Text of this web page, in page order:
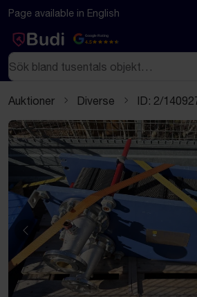
Hoppa till innehåll
Textbaserad (markdown) version av
Page available in English
Google Rating
4.5
Sök
Auktioner Diverse ID: 2/
Föregående